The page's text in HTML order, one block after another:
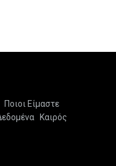
Ποιοι Είμαστε
Καιρός